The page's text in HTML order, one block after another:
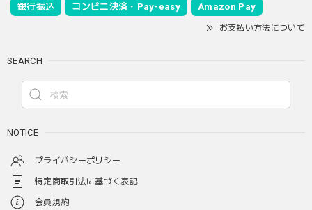
銀行振込 コンビニ決済・Pay-easy Amazon Pay
お支払い方法について
SEARCH
NOTICE
プライバシーポリシー
特定商取引法に基づく表記
会員規約